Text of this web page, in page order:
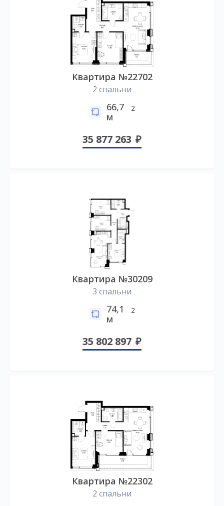
Квартира №22702
2 спальни
66,7
м
2
35 877 263
Квартира №30209
3 спальни
74,1
м
2
35 802 897
Квартира №22302
2 спальни